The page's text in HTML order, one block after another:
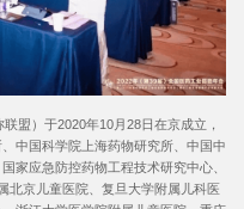
）于2020年10月28日在京成立，
中国科学院上海药物研究所、中国中
家应急防控药物工程技术研究中心、
北京儿童医院、复旦大学附属儿科医